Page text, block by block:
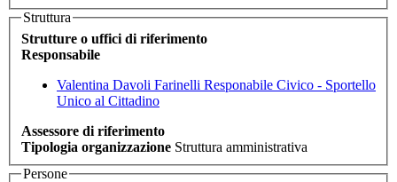
Struttura
Strutture o uffici di riferimento
Responsabile
Valentina Davoli Farinelli Responabile Civico - Sportello
Unico al Cittadino
Assessore di riferimento
Tipologia organizzazione Struttura amministrativa
Persone